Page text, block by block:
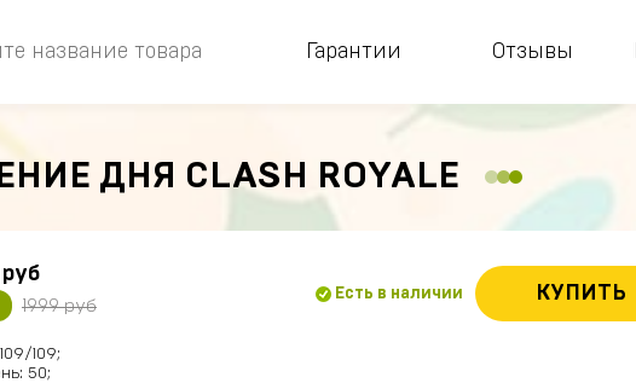
Гарантии Отзывы
ДНЯ CLASH ROYALE
руб
1999 руб
Есть в наличии КУПИТЬ
109;
50;